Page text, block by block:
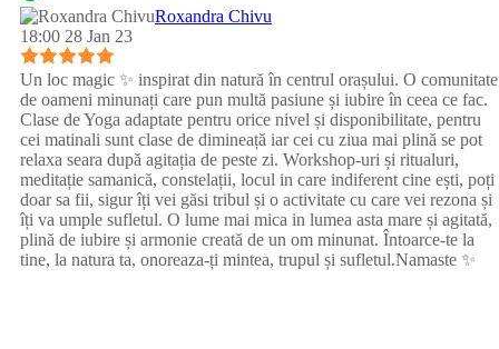
Roxandra Chivu
18:00 28 Jan 23
Un loc magic ✨ inspirat din natură în centrul orașului. O comunitate
de oameni minunați care pun multă pasiune și iubire în ceea ce fac.
Clase de Yoga adaptate pentru orice nivel și disponibilitate, pentru
cei matinali sunt clase de dimineață iar cei cu ziua mai plină se pot
relaxa seara după agitația de peste zi. Workshop-uri și ritualuri,
meditație samanică, constelații, locul in care indiferent cine ești, poți
doar sa fii, sigur îți vei găsi tribul și o activitate cu care vei rezona și
îți va umple sufletul. O lume mai mica in lumea asta mare și agitată,
plină de iubire și armonie creată de un om minunat. Întoarce-te la
tine, la natura ta, onoreaza-ți mintea, trupul și sufletul.Namaste ✨